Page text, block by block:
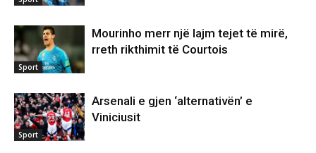
Sport
Mourinho merr një lajm tejet të mirë,
rreth rikthimit të Courtois
Sport
Arsenali e gjen ‘alternativën’ e
Viniciusit